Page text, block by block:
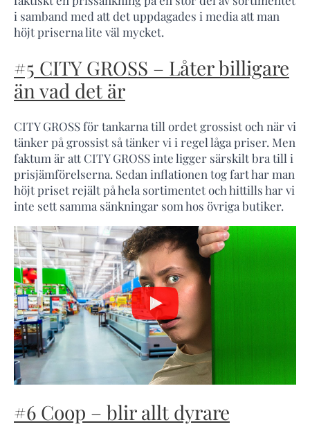
i samband med att det uppdagades i media att man
höjt priserna lite väl mycket.
#5 CITY GROSS – Låter billigare
än vad det är
CITY GROSS för tankarna till ordet grossist och när vi
tänker på grossist så tänker vi i regel låga priser. Men
faktum är att CITY GROSS inte ligger särskilt bra till i
prisjämförelserna. Sedan inflationen tog fart har man
höjt priset rejält på hela sortimentet och hittills har vi
inte sett samma sänkningar som hos övriga butiker.
#6 Coop – blir allt dyrare